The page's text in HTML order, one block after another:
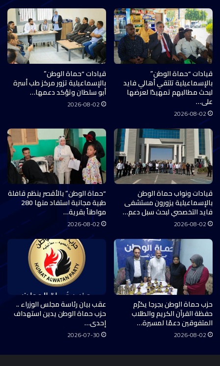
قيادات “حماة الوطن”
بالإسماعيلية تلتقي أهالي فايد
لبحث مطالبهم تمهيدًا لعرضها
على…
2026-08-02
قيادات “حماة الوطن”
بالإسماعيلية تزور مركز طب أسرة
أبو سلطان وتؤكد دعمها…
2026-08-02
قيادات ونواب حماة الوطن
بالإسماعيلية يزورون مستشفى
فايد التخصصي لبحث سبل دعم…
2026-08-02
“حماة الوطن” بالأقصر ينظم قافلة
طبية مجانية استفاد منها 280
مواطناً بقرية…
2026-08-02
حزب حماة الوطن بجرجا يكرّم
حفظة القرآن الكريم والطلاب
المتفوقين دعمًا لمسيرة…
2026-08-02
عقب بيان رئاسة مجلس الوزراء ..
حزب حماة الوطن يدين استهداف
إحدى…
2026-07-30